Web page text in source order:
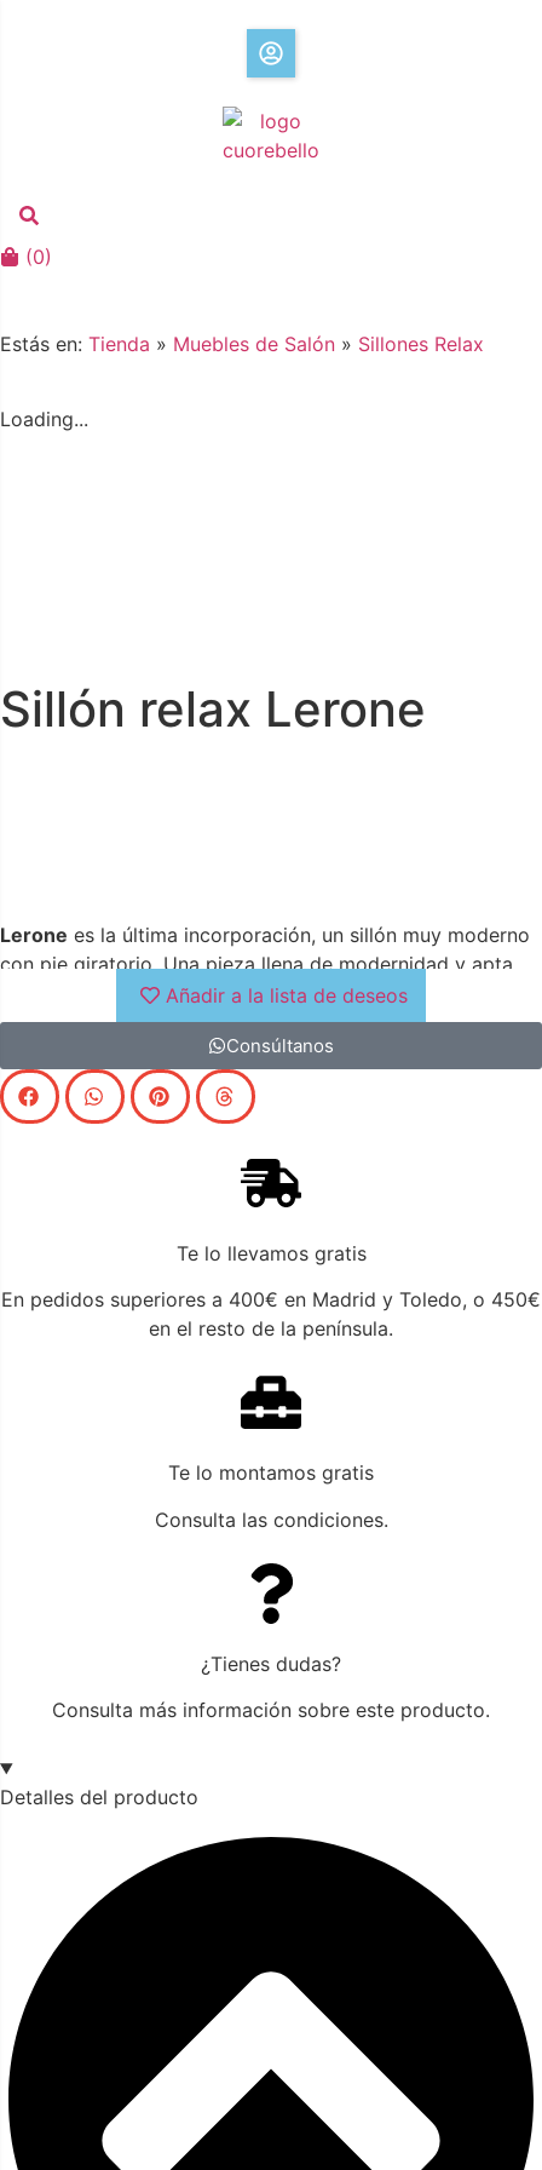
(0)
Estás en: Tienda » Muebles de Salón » Sillones Relax
Loading...
Sillón relax Lerone
Lerone es la última incorporación, un sillón muy moderno
con pie giratorio. Una pieza llena de modernidad y apta
para toda la familia, disponible en sistema relax manual o
eléctrico. Te permite regular la posición de descanso hasta
límites increíbles, así podrás elegir el modo de descanso
más adecuado para tu cuerpo en cada momento. Si algo
llama la atención, es tu pie giratorio. Aporta un toque
Añadir a la lista de deseos
Consúltanos
Te lo llevamos gratis
En pedidos superiores a 400€ en Madrid y Toledo, o 450€
en el resto de la península.
Te lo montamos gratis
Consulta las condiciones.
¿Tienes dudas?
Consulta más información sobre este producto.
Detalles del producto